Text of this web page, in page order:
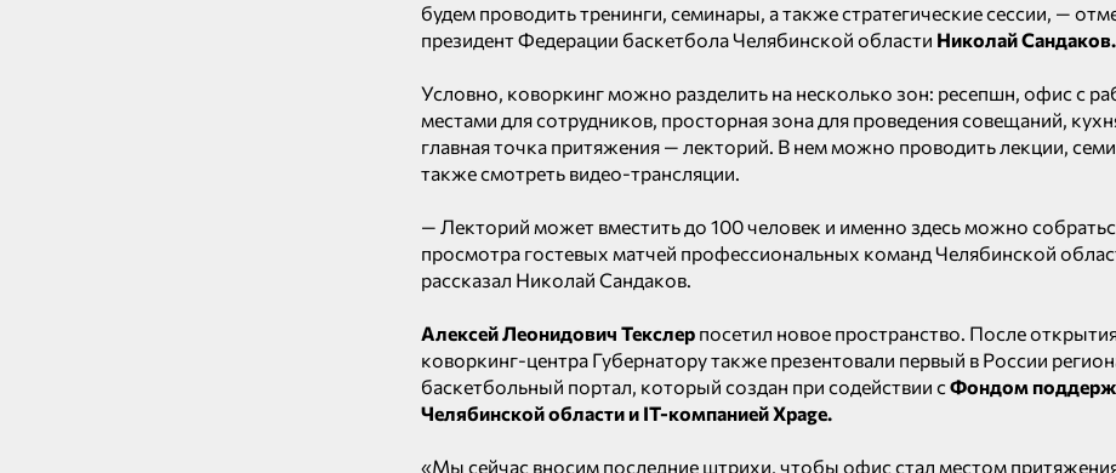
будем проводить тренинги, семинары, а также стратегические сессии, —
президент Федерации баскетбола Челябинской области Николай Сандаков.
Условно, коворкинг можно разделить на несколько зон: ресепшн, офис с
местами для сотрудников, просторная зона для проведения совещаний,
главная точка притяжения — лекторий. В нем можно проводить лекции,
также смотреть видео-трансляции.
— Лекторий может вместить до 100 человек и именно здесь можно
просмотра гостевых матчей профессиональных команд Челябинской
рассказал Николай Сандаков.
Алексей Леонидович Текслер посетил новое пространство. После
коворкинг-центра Губернатору также презентовали первый в России
баскетбольный портал, который создан при содействии сФондом
Челябинской области и IT-компанией Xpage.
«Мы сейчас вносим последние штрихи, чтобы офис стал местом